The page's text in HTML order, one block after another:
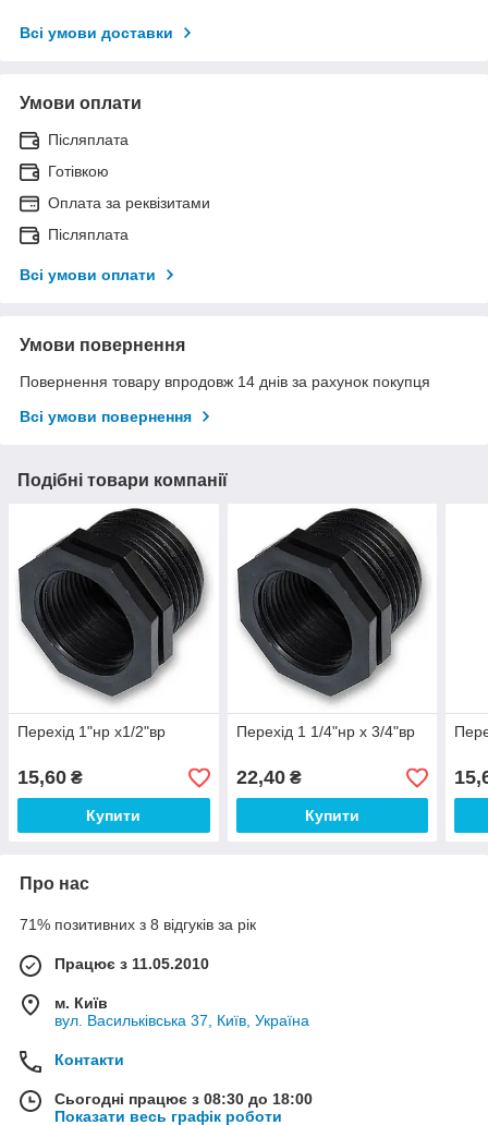
Всі умови доставки
Умови оплати
Післяплата
Готівкою
Оплата за реквізитами
Післяплата
Всі умови оплати
Умови повернення
Повернення товару впродовж 14 днів за рахунок покупця
Всі умови повернення
Подібні товари компанії
Перехід 1"нр х1/2"вр
15,60 ₴
Купити
Перехід 1 1/4"нр х 3/4"вр
22,40₴
Купити
Про нас
71% позитивних з 8 відгуків за рік
Працює з 11.05.2010
м. Київ
вул. Васильківська 37, Київ, Україна
Контакти
Сьогодні працює з 08:30 до 18:00
Показати весь графік роботи